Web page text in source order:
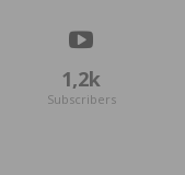
1,2k
Subscribers